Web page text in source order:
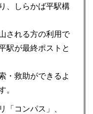
、しらかば平駅構
される方の利用で
駅が最終ポストと
・救助ができるよ
。
「コンパス」、